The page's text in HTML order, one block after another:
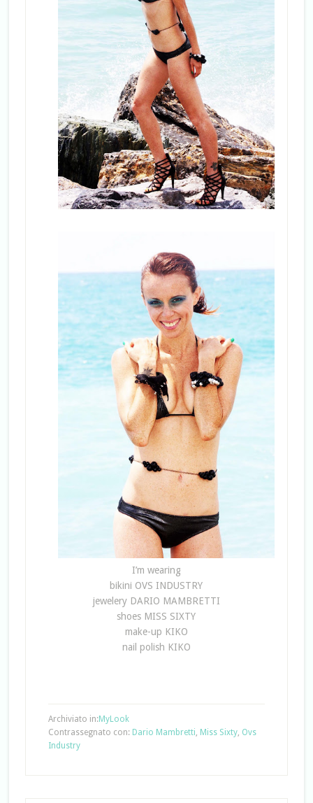
I’m wearing
bikini OVS INDUSTRY
jewelery DARIO MAMBRETTI
shoes MISS SIXTY
make-up KIKO
nail polish KIKO
Archiviato in:MyLook
Contrassegnato con: Dario Mambretti Miss Sixty, Ovs
Industry